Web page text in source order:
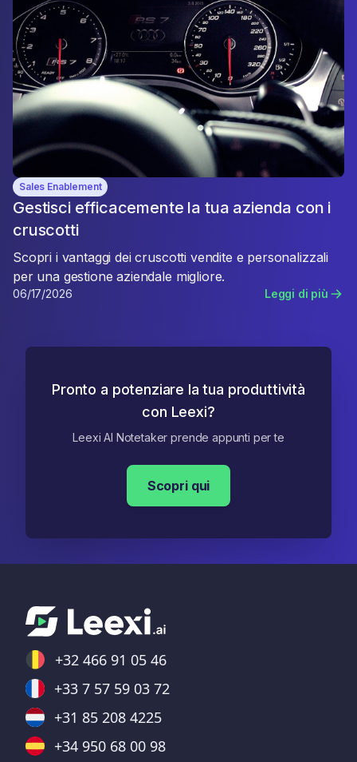
Sales Enablement
Gestisci efficacemente la tua azienda con i
cruscotti
Scopri i vantaggi dei cruscotti vendite e personalizzali
per una gestione aziendale migliore.
06/17/2026 Leggi di più
Pronto a potenziare la tua produttività
con Leexi?
Leexi AI Notetaker prende appunti per te
Scopri qui
+32 466 91 05 46
+33 7 57 59 03 72
+31 85 208 4225
+34 950 68 00 98